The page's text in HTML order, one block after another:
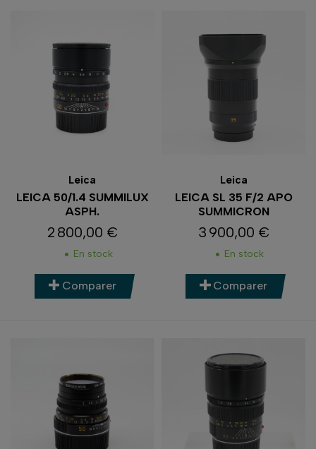
Leica
LEICA 50/1.4 SUMMILUX
ASPH.
Prix
2 800,00 €
En stock
Comparer
Leica
LEICA SL 35 F/2 APO
SUMMICRON
Prix
3 900,00 €
En stock
Comparer